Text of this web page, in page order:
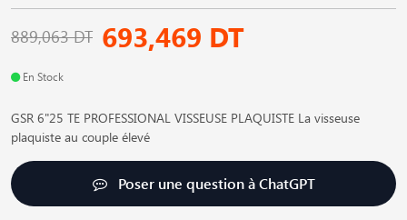
889,063 DT 693,469 DT
En Stock
GSR 6"25 TE PROFESSIONAL VISSEUSE PLAQUISTE La visseuse
plaquiste au couple élevé
Poser une question à ChatGPT